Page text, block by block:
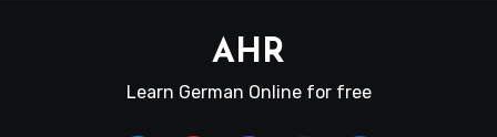
AHR
Learn German Online for free